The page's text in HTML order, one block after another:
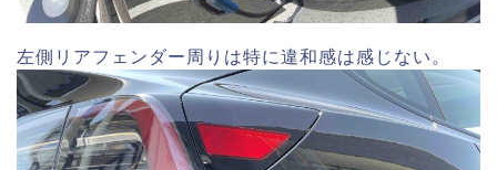
左側リアフェンダー周りは特に違和感は感じない。